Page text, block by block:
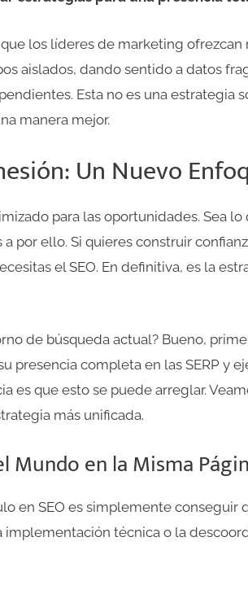
los líderes de marketing
aislados, dando sentido a datos
Esta no es una estrategia
manera mejor.
Un Nuevo
para las oportunidades. Sea
a por ello. Si quieres construir
el SEO. En definitiva, es la
de búsqueda actual? Bueno,
presencia completa en las SERP y
es que esto se puede arreglar.
más unificada.
Mundo en la Misma
en SEO es simplemente conseguir
implementación técnica o la